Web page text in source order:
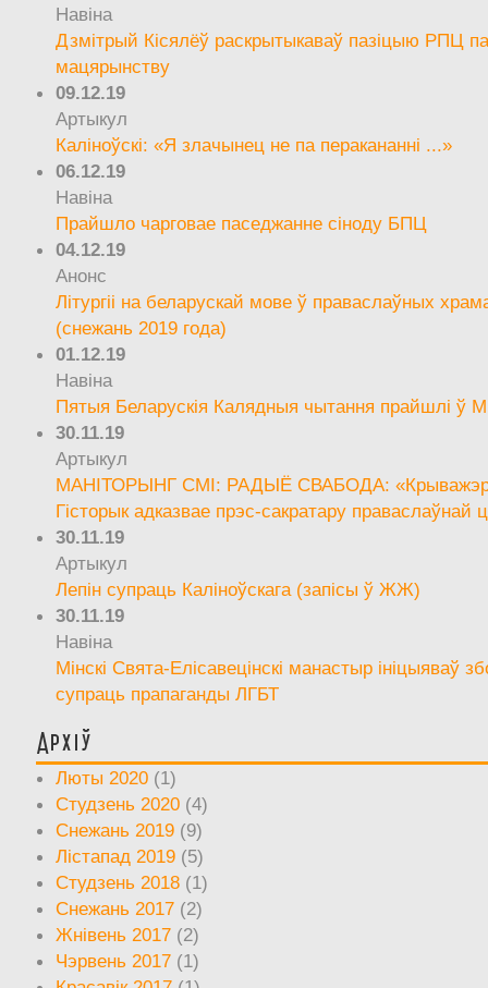
Навіна
Дзмітрый Кісялёў раскрытыкаваў пазіцыю РПЦ
мацярынству
09.12.19
Артыкул
Каліноўскі: «Я злачынец не па перакананні ...»
06.12.19
Навіна
Прайшло чарговае паседжанне сіноду БПЦ
04.12.19
Анонс
Літургіі на беларускай мове ў праваслаўных
(снежань 2019 года)
01.12.19
Навіна
Пятыя Беларускія Калядныя чытання прайшлі ў
30.11.19
Артыкул
МАНІТОРЫНГ СМІ: РАДЫЁ СВАБОДА:
Гісторык адказвае прэс-сакратару праваслаўнай
30.11.19
Артыкул
Лепін супраць Каліноўскага (запісы ў ЖЖ)
30.11.19
Навіна
Мінскі Свята-Елісавецінскі манастыр ініцыяваў
супраць прапаганды ЛГБТ
Архіў
Люты 2020 (1)
Студзень 2020 (4)
Снежань 2019 (9)
Лістапад 2019 (5)
Студзень 2018 (1)
Снежань 2017 (2)
Жнівень 2017 (2)
Чэрвень 2017 (1)